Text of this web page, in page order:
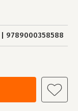
9789000358588